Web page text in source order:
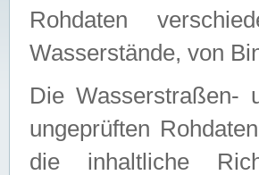
Rohdaten
Wasserstände, von
Die Wasserstraßen-
ungeprüften
die inhaltliche